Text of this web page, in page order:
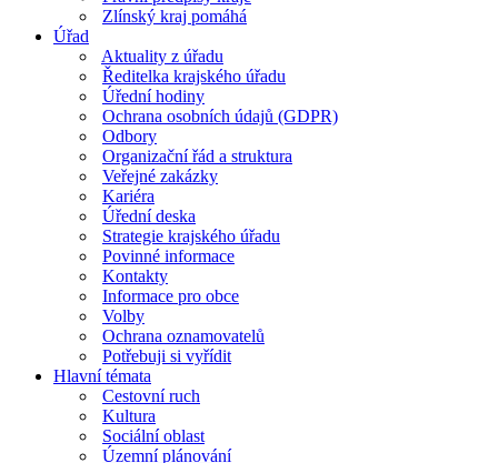
Zlínský kraj pomáhá
Úřad
Aktuality z úřadu
Ředitelka krajského úřadu
Úřední hodiny
Ochrana osobních údajů (GDPR)
Odbory
Organizační řád a struktura
Veřejné zakázky
Kariéra
Úřední deska
Strategie krajského úřadu
Povinné informace
Kontakty
Informace pro obce
Volby
Ochrana oznamovatelů
Potřebuji si vyřídit
Hlavní témata
Cestovní ruch
Kultura
Sociální oblast
Územní plánování